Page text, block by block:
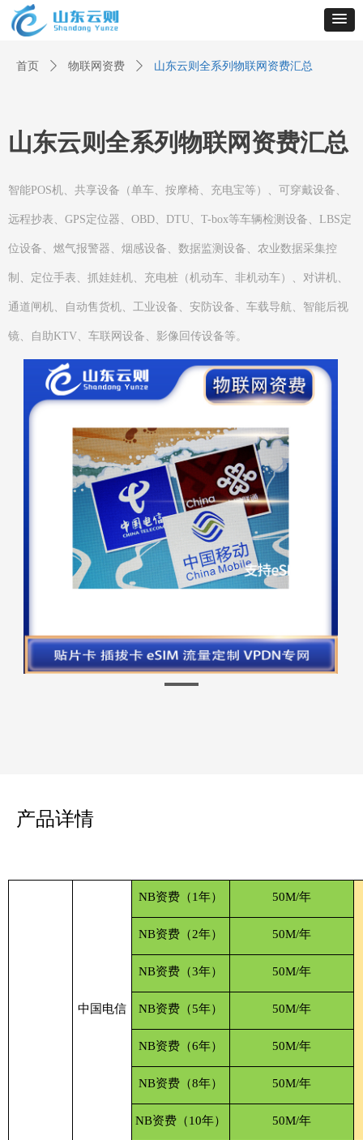
首页 ꄲ 物联网资费 ꄲ 山东云则全系列物联网资费汇总
山东云则全系列物联网资费汇总
智能POS机、共享设备（单车、按摩椅、充电宝等）、可穿戴设备、
远程抄表、GPS定位器、OBD、DTU、T-box等车辆检测设备、LBS定
位设备、燃气报警器、烟感设备、数据监测设备、农业数据采集控
制、定位手表、抓娃娃机、充电桩（机动车、非机动车）、对讲机、
通道闸机、自动售货机、工业设备、安防设备、车载导航、智能后视
镜、自助KTV、车联网设备、影像回传设备等。
中国电信
NB资费（1年） 50M/年
NB资费（2年） 50M/年
NB资费（3年） 50M/年
NB资费（5年） 50M/年
NB资费（6年） 50M/年
NB资费（8年） 50M/年
NB资费（10年） 50M/年
产品详情